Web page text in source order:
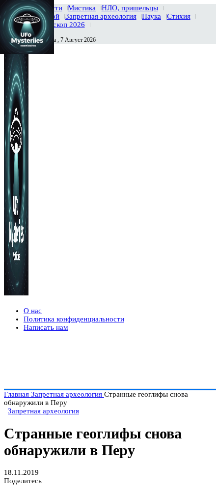
Главная Новости Мистика
НЛО, пришельцы
Тайны вселенной
Запретная археология Наука
Стихия
История
Гороскоп 2026
Сегодня Пятница , 7 Август 2026
О нас
Политика конфиденциальности
Написать нам
Главная Запретная археология Странные геоглифы снова
обнаружили в Перу
Запретная археология
Странные геоглифы снова
обнаружили в Перу
18.11.2019
Поделитесь